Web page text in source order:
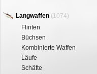
Langwaffen (1074)
Flinten
Büchsen
Kombinierte Waffen
Läufe
Schäfte